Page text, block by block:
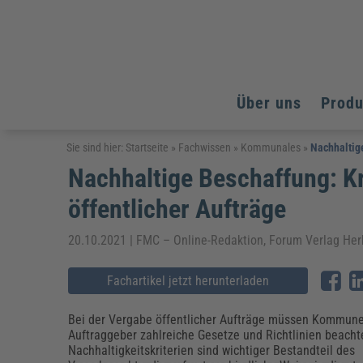
Über uns
Arbeitsschutz
Fachpublikationen & Arbeitshilfen
Arbeitssicherheit & Gesundheitsschutz
Brandschutz
Weiterbildungen (AKADEMIE HERKERT)
Assistenz & Office-Management
Baurecht & Architektenrecht
Energieoptimiertes & klimaneutrales Bauen
Nachhaltiges Planen
Bau, Immobilien & Gebäudemanagement
Kinderschutz, Jugendhilfe & Inklusion
Datenschutz & IT-Recht
Elektrosicherheit
Fachpublikationen & Arbeitshilfen
Weiterbildungen (AKADEMIE HERKERT)
Arbeitsschutz
Bildung und Erziehung
Energie und Umwelt
Kommunales
Reisekosten und Finanzen
Arbeitsschutz
Bildung und Erziehung
Energie und Umwelt
Kommunales
Reisekosten und Finanzen
Sie sind hier: Startseite » Fachwissen » Kommunales »
Nachhaltige Beschaffung:
öffentlicher Aufträge
20.10.2021 | FMC – Online-Redaktion, Forum Verlag
Fachartikel jetzt herunterladen
Bei der Vergabe öffentlicher Aufträge müssen
Auftraggeber zahlreiche Gesetze und Richtlinien
Nachhaltigkeitskriterien sind wichtiger Bestandteil des